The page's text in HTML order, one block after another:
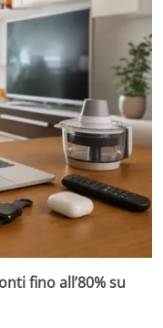
fino all’80% su